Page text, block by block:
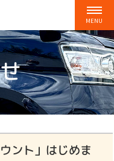
ント」はじめま